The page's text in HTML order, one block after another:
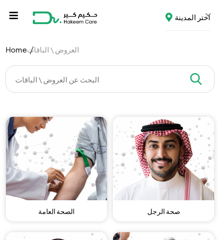
اختر المدينة
Homeالعروض \ الباقات
الصحة العامة صحة الرجل